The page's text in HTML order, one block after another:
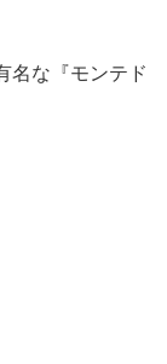
名な『モンテド